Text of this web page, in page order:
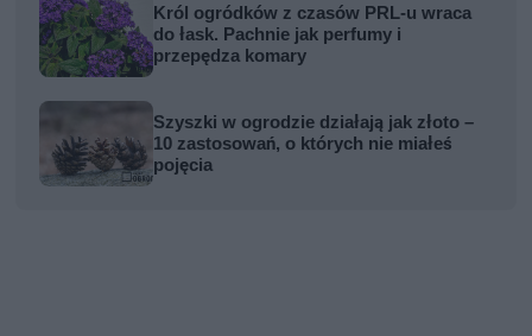
Król ogródków z czasów PRL-u wraca
do łask. Pachnie jak perfumy i
przepędza komary
Szyszki w ogrodzie działają jak złoto –
10 zastosowań, o których nie miałeś
pojęcia